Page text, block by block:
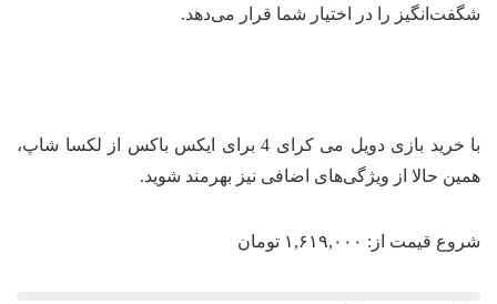
را در اختیار شما قرار می‌دهد.
با خرید بازی دویل می کرای 4 برای ایکس باکس از لکسا شاپ،
حالا از ویژگی‌های اضافی نیز بهرمند شوید.
قیمت از: ۱,۶۱۹,۰۰۰ تومان